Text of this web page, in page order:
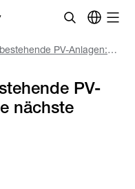
Strom-Clouds für bestehende PV-Anlagen: Der logische nächste Schritt
PV-
nächste